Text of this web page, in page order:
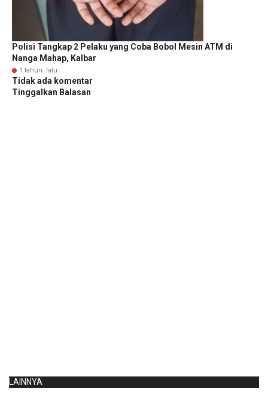
Polisi Tangkap 2 Pelaku yang Coba Bobol Mesin ATM di
Nanga Mahap, Kalbar
1 tahun lalu
Tidak ada komentar
Tinggalkan Balasan
LAINNYA